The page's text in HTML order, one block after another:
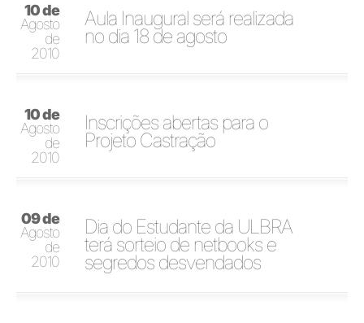
10 de
Agosto
de
2010
Aula Inaugural será realizada
no dia 18 de agosto
10 de
Agosto
de
2010
Inscrições abertas para o
Projeto Castração
09 de
Agosto
de
2010
Dia do Estudante da ULBRA
terá sorteio de netbooks e
segredos desvendados